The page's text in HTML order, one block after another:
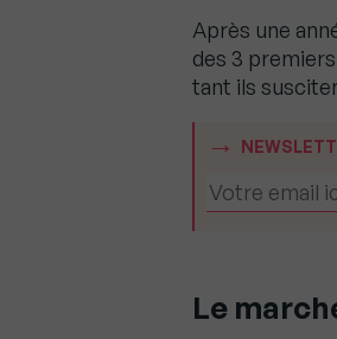
Après une
des 3
tant ils
Le